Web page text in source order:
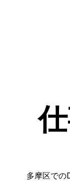
多摩区での